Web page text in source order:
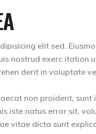
elit sed.
nostrud exerc itation
derit in voluptate
non proident, sunt
iste natus error sit.
vitae dicta sunt